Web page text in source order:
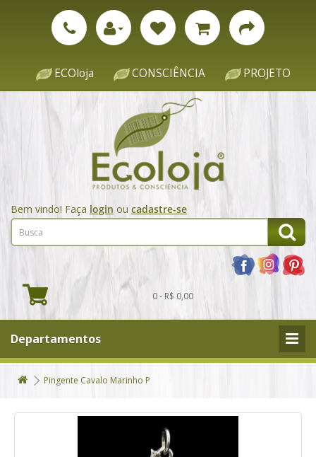
ECOloja CONSCIÊNCIA PROJETO
Bem vindo! Faça login ou cadastre-se
0 - R$ 0,00
Departamentos
Pingente Cavalo Marinho P